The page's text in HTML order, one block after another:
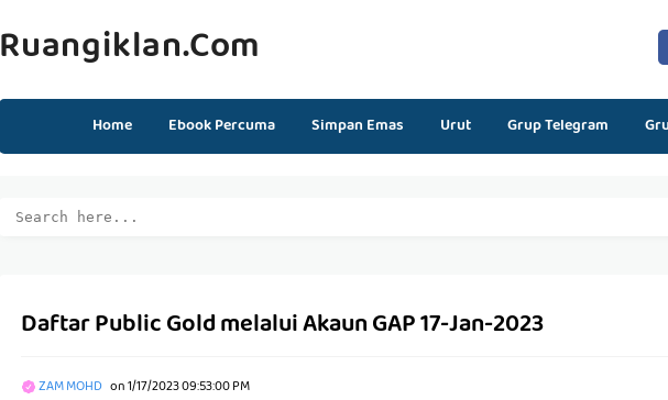
Ruangiklan.com
Home Ebook Percuma Simpan Emas Urut Grup Telegram
Daftar Public Gold melalui Akaun GAP 17-Jan-2023
ZAM MOHD on1/17/2023 09:53:00 PM